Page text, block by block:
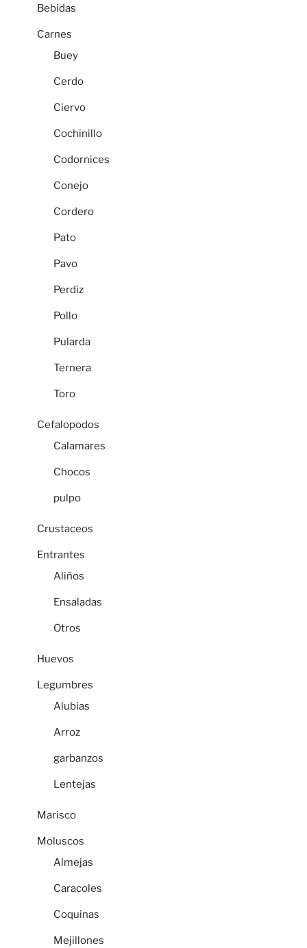
Bebidas
Carnes
Buey
Cerdo
Ciervo
Cochinillo
Codornices
Conejo
Cordero
Pato
Pavo
Perdiz
Pollo
Pularda
Ternera
Toro
Cefalopodos
Calamares
Chocos
pulpo
Crustaceos
Entrantes
Aliños
Ensaladas
Otros
Huevos
Legumbres
Alubias
Arroz
garbanzos
Lentejas
Marisco
Moluscos
Almejas
Caracoles
Coquinas
Mejillones